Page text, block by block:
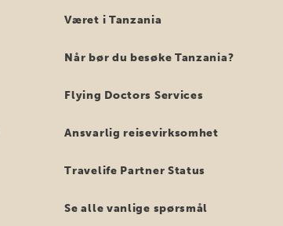
Været i Tanzania
Når bør du besøke Tanzania?
Flying Doctors Services
Ansvarlig reisevirksomhet
Travelife Partner Status
Se alle vanlige spørsmål